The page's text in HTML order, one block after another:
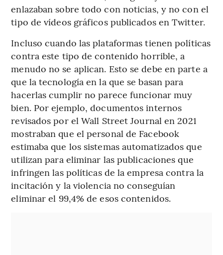
enlazaban sobre todo con noticias, y no con el
tipo de vídeos gráficos publicados en Twitter.
Incluso cuando las plataformas tienen políticas
contra este tipo de contenido horrible, a
menudo no se aplican. Esto se debe en parte a
que la tecnología en la que se basan para
hacerlas cumplir no parece funcionar muy
bien. Por ejemplo, documentos internos
revisados por el Wall Street Journal en 2021
mostraban que el personal de Facebook
estimaba que los sistemas automatizados que
utilizan para eliminar las publicaciones que
infringen las políticas de la empresa contra la
incitación y la violencia no conseguían
eliminar el 99,4% de esos contenidos.